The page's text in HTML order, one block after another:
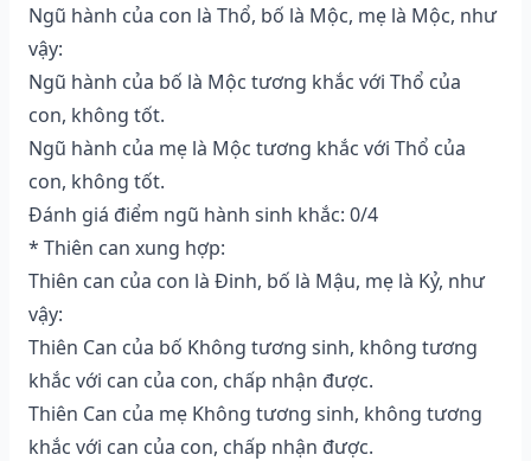
Ngũ hành của con là Thổ, bố là Mộc, mẹ là Mộc, như
vậy:
Ngũ hành của bố là Mộc tương khắc với Thổ của
con, không tốt.
Ngũ hành của mẹ là Mộc tương khắc với Thổ của
con, không tốt.
Đánh giá điểm ngũ hành sinh khắc: 0/4
* Thiên can xung hợp:
Thiên can của con là Đinh, bố là Mậu, mẹ là Kỷ, như
vậy:
Thiên Can của bố Không tương sinh, không tương
khắc với can của con, chấp nhận được.
Thiên Can của mẹ Không tương sinh, không tương
khắc với can của con, chấp nhận được.